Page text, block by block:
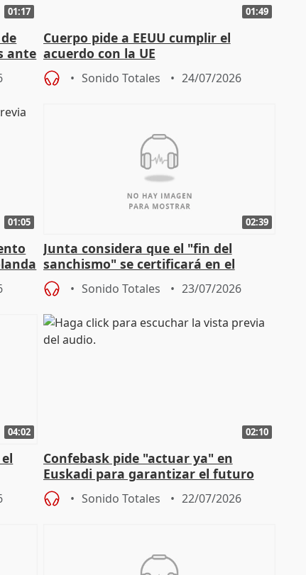
01:17
ante
01:49
Cuerpo pide a EEUU cumplir el
acuerdo con la UE
Sonido Totales 24/07/2026
01:05 02:39
Junta considera que el "fin del
sanchismo" se certificará en el
Congreso con la "caída" del techo de
Sonido Totales 23/07/2026
04:02 02:10
Confebask pide "actuar ya" en
Euskadi para garantizar el futuro
con un pacto de país
Sonido Totales 22/07/2026